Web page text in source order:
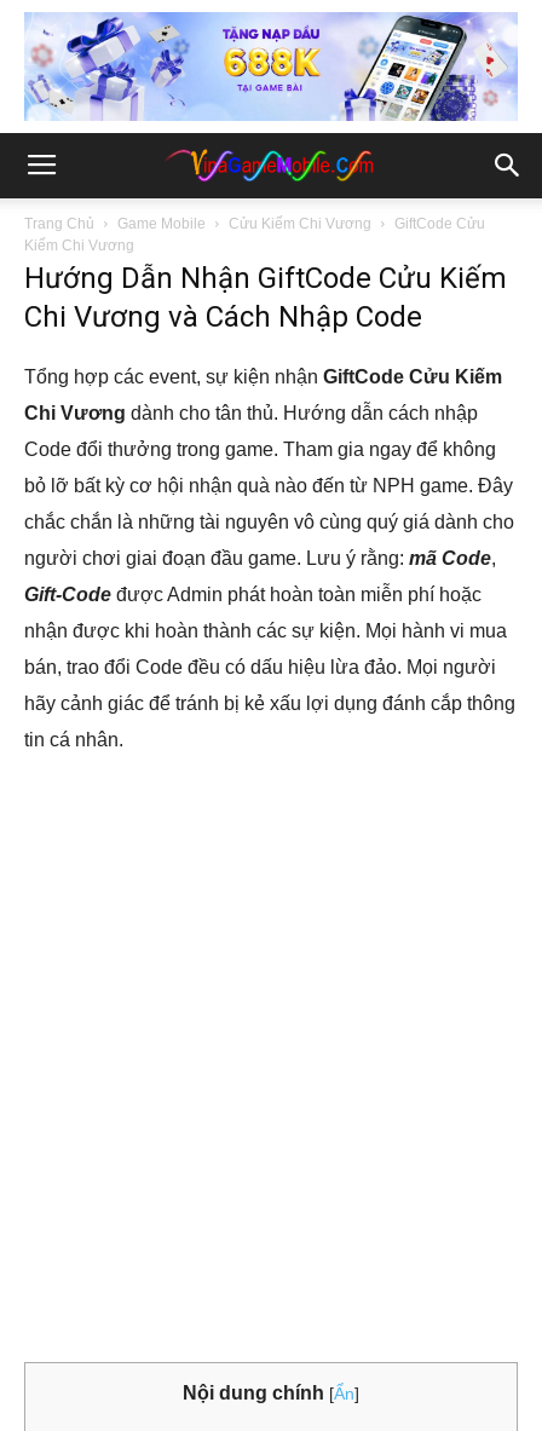
Trang Chủ Game Mobile Cửu Kiếm Chi Vương
GiftCode Cửu
Kiếm Chi Vương
Hướng Dẫn Nhận GiftCode Cửu Kiếm
Chi Vương và Cách Nhập Code
Tổng hợp các event, sự kiện nhận GiftCode Cửu Kiếm
Chi Vương dành cho tân thủ. Hướng dẫn cách nhập
Code đổi thưởng trong game. Tham gia ngay để không
bỏ lỡ bất kỳ cơ hội nhận quà nào đến từ NPH game. Đây
chắc chắn là những tài nguyên vô cùng quý giá dành cho
người chơi giai đoạn đầu game. Lưu ý rằng: mã Code,
Gift-Code được Admin phát hoàn toàn miễn phí hoặc
nhận được khi hoàn thành các sự kiện. Mọi hành vi mua
bán, trao đổi Code đều có dấu hiệu lừa đảo. Mọi người
hãy cảnh giác để tránh bị kẻ xấu lợi dụng đánh cắp thông
tin cá nhân.
Nội dung chính [Ẩn]